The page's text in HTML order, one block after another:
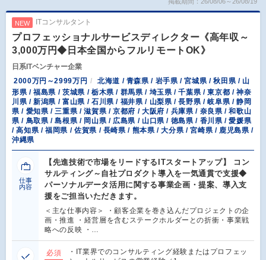
NEW ITコンサルタント
プロフェッショナルサービスディレクター《高年収～
3,000万円◆日本全国からフルリモートOK》
日系ITベンチャー企業
2000万円～2999万円
北海道 / 青森県 / 岩手県 / 宮城県 / 秋田県 / 山
形県 / 福島県 / 茨城県 / 栃木県 / 群馬県 / 埼玉県 / 千葉県 / 東京都 / 神奈
川県 / 新潟県 / 富山県 / 石川県 / 福井県 / 山梨県 / 長野県 / 岐阜県 / 静岡
県 / 愛知県 / 三重県 / 滋賀県 / 京都府 / 大阪府 / 兵庫県 / 奈良県 / 和歌山
県 / 鳥取県 / 島根県 / 岡山県 / 広島県 / 山口県 / 徳島県 / 香川県 / 愛媛県
/ 高知県 / 福岡県 / 佐賀県 / 長崎県 / 熊本県 / 大分県 / 宮崎県 / 鹿児島県 /
沖縄県
仕事
内容
【先進技術で市場をリードするITスタートアップ】 コン
サルティング～自社プロダクト導入を一気通貫で支援◆
パーソナルデータ活用に関する事業企画・提案、導入支
援をご担当いただきます。
＜主な仕事内容＞ ・顧客企業を巻き込んだプロジェクトの企
画・推進 ・経営層を含むステークホルダーとの折衝・事業戦
略への反映 ・…
必須
・IT業界でのコンサルティング経験またはプロフェッ